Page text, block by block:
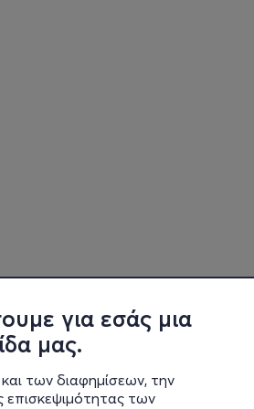
για εσάς μια
μας.
των διαφημίσεων, την
επισκεψιμότητας των